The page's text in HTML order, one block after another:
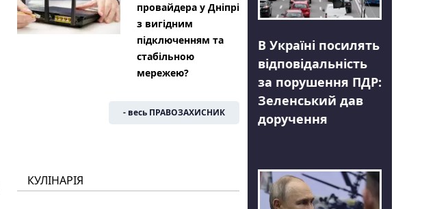
провайдера у Дніпрі
з вигідним
підключенням та
стабільною
мережею?
- весь ПРАВОЗАХИСНИК
КУЛІНАРІЯ
В Україні посилять
відповідальність
за порушення ПДР:
Зеленський дав
доручення